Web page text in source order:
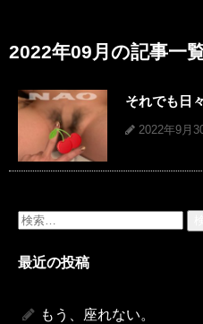
2022年09月の記事一
それでも日
2022年9月
検
最近の投稿
もう、座れない。